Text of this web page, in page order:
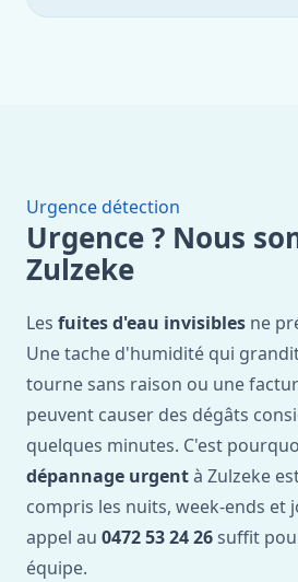
Urgence détection
Urgence ? Nous
Zulzeke
Les fuites d'eau invisibles ne
Une tache d'humidité qui
tourne sans raison ou une
peuvent causer des dégâts
quelques minutes. C'est
dépannage urgentà Zulzeke
compris les nuits, week-ends et
appel au 0472 53 24 26 suffit
équipe.